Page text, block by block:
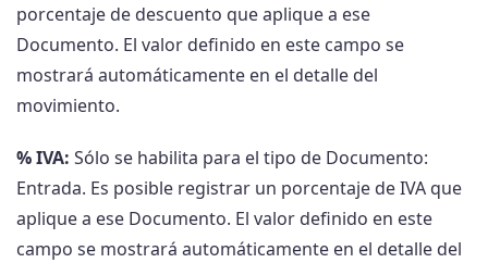
porcentaje de descuento que aplique a ese
Documento. El valor definido en este campo se
mostrará automáticamente en el detalle del
movimiento.
% IVA: Sólo se habilita para el tipo de Documento:
Entrada. Es posible registrar un porcentaje de IVA que
aplique a ese Documento. El valor definido en este
campo se mostrará automáticamente en el detalle del